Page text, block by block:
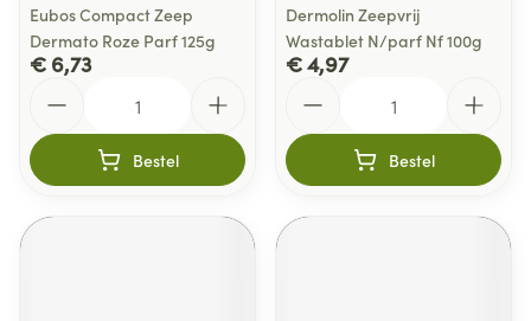
Eubos Compact Zeep
Dermato Roze Parf 125g
€ 6,73
Bestel
Dermolin Zeepvrij
Wastablet N/parf Nf 100g
€ 4,97
Bestel